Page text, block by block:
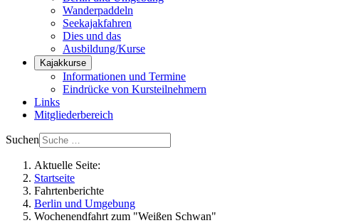
Wanderpaddeln
Seekajakfahren
Dies und das
Ausbildung/Kurse
Kajakkurse
Informationen und Termine
Eindrücke von Kursteilnehmern
Links
Mitgliederbereich
Suchen
Aktuelle Seite:
Startseite
Fahrtenberichte
Berlin und Umgebung
Wochenendfahrt zum "Weißen Schwan"